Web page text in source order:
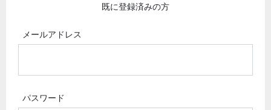
既に登録済みの方
メールアドレス
パスワード